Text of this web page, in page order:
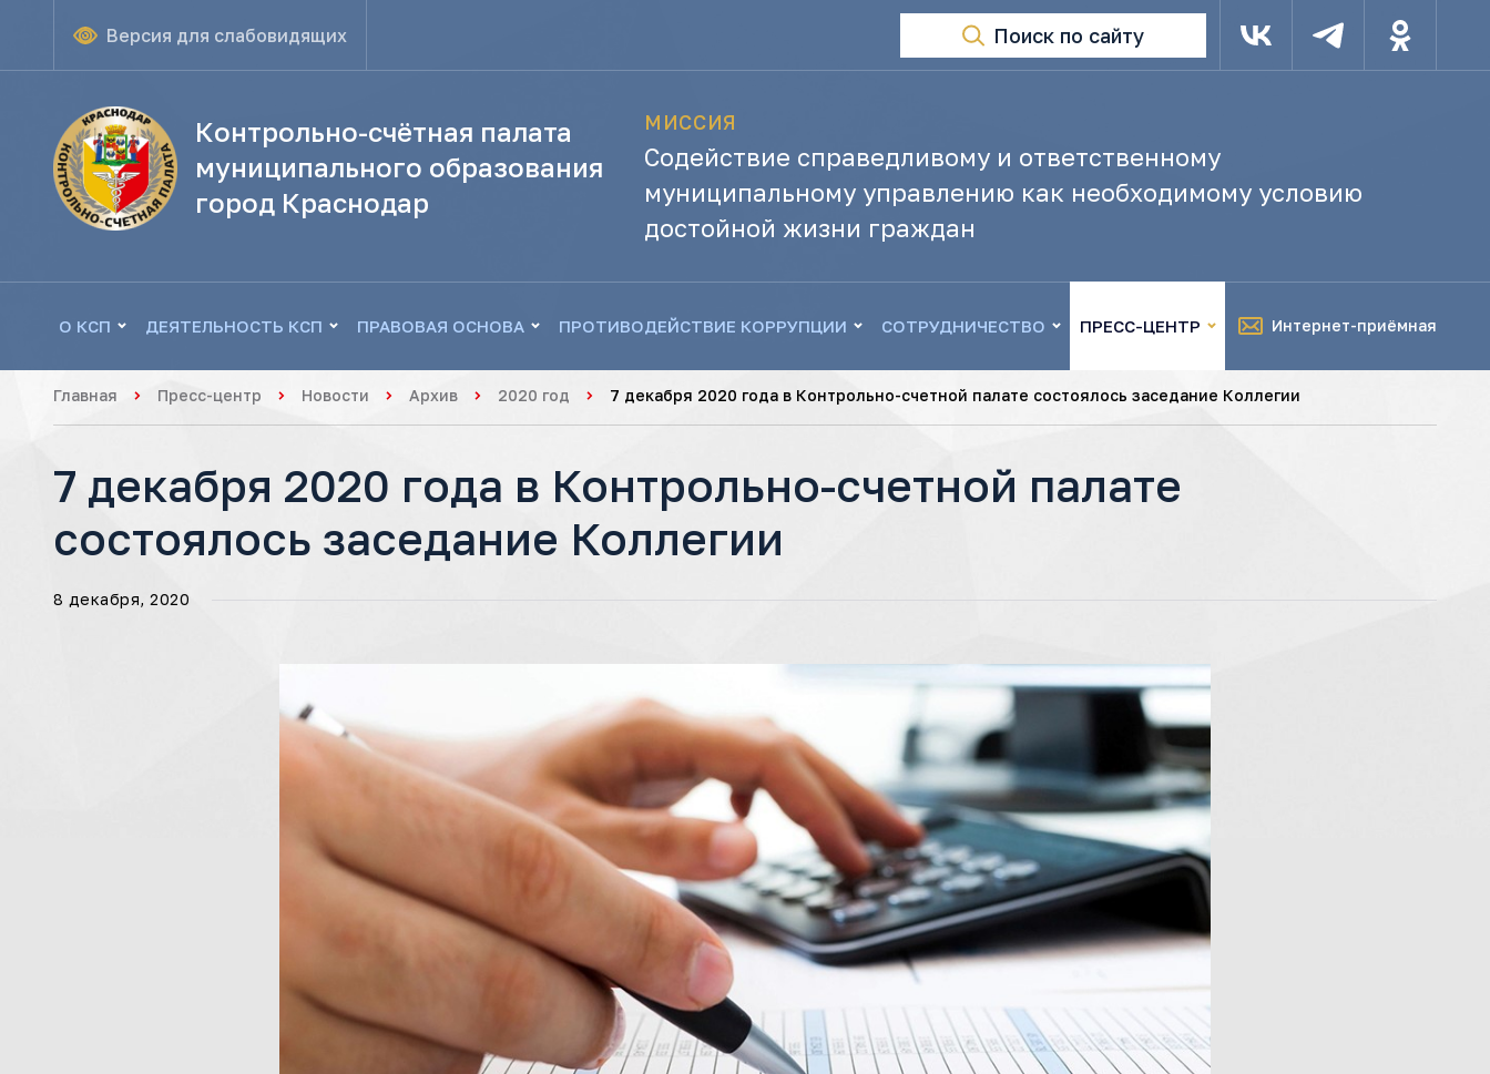
Версия для слабовидящих Поиск по сайту
Контрольно-счётная палата
муниципального образования
город Краснодар
МИССИЯ
Содействие справедливому и ответственному
муниципальному управлению как необходимому условию
достойной жизни граждан
О КСП ДЕЯТЕЛЬНОСТЬ КСП ПРАВОВАЯ ОСНОВА ПРОТИВОДЕЙСТВИЕ КОРРУПЦИИ СОТРУДНИЧЕСТВО ПРЕСС-ЦЕНТР Интернет-приёмная
Главная Пресс-центр Новости Архив 2020 год 7 декабря 2020 года в Контрольно-счетной палате состоялось заседание Коллегии
7 декабря 2020 года в Контрольно-счетной палате
состоялось заседание Коллегии
8 декабря, 2020